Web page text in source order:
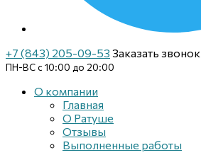
+7 (843) 205-09-53 Заказать звонок
ПН-ВС с 10:00 до 20:00
О компании
Главная
О Ратуше
Отзывы
Выполненные работы